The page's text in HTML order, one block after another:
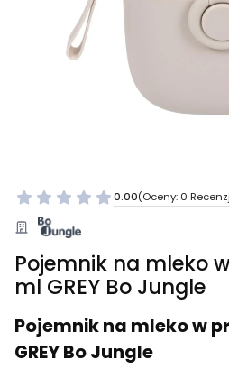
0.00(Oceny: 0
Pojemnik na mleko
ml GREY Bo Jungle
Pojemnik na mleko w
GREY Bo Jungle